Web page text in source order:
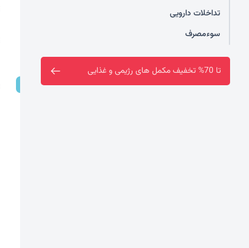
تداخلات دارویی
سوءمصرف
فروشگاه سین سا افتتاح شد